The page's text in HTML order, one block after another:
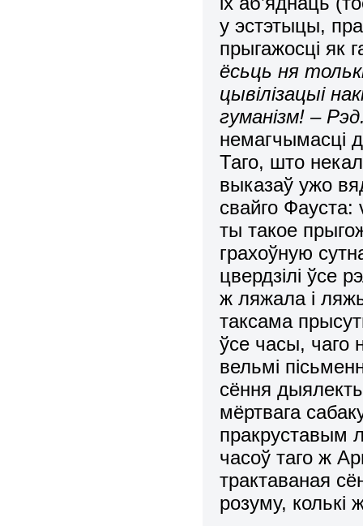
у эстэтыцы,
прыгажосці як
ёсьць ня
цывілізацыі
гуманізм! –
немагчымасці
Таго, што
выказаў ужо
свайго
ты такое
грахоўную
цвердзілі ўсе
ж ляжала і
таксама
ўсе часы,
вельмі
сёння
мёртвага
пракруставым
часоў таго ж
трактаваная
розуму, колькі